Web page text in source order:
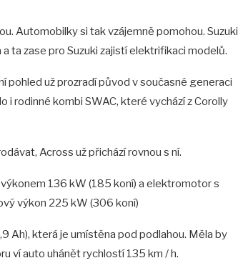
Automobilky si tak vzájemně pomohou. Suzuki
ta zase pro Suzuki zajistí elektrifikaci modelů.
pohled už prozradí původ v současné generaci
i rodinné kombi SWAC, které vychází z Corolly
Across už přichází rovnou s ní.
136 kW (185 koní) a elektromotor s
výkon 225 kW (306 koní)
Ah), která je umístěna pod podlahou. Měla by
ví auto uhánět rychlostí 135 km / h.